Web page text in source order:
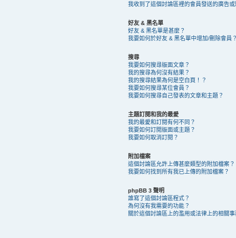
我收到了這個討論區裡的會員發送的廣告或
好友 & 黑名單
好友 & 黑名單是甚麼？
我要如何於好友 & 黑名單中增加/刪除會員？
搜尋
我要如何搜尋版面文章？
我的搜尋為何沒有結果？
我的搜尋結果為何是空白頁！？
我要如何搜尋某位會員？
我要如何搜尋自己發表的文章和主題？
主題訂閱和我的最愛
我的最愛和訂閱有何不同？
我要如何訂閱版面或主題？
我要如何取消訂閱？
附加檔案
這個討論區允許上傳甚麼類型的附加檔案？
我要如何找到所有我已上傳的附加檔案？
phpBB 3 聲明
誰寫了這個討論區程式？
為何沒有我需要的功能？
關於這個討論區上的濫用或法律上的相關